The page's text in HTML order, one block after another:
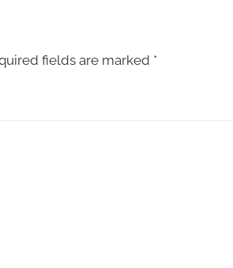
fields are marked *